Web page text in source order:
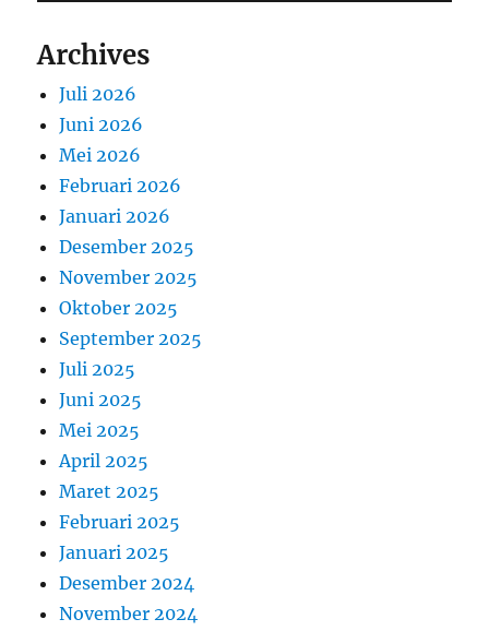
Archives
Juli 2026
Juni 2026
Mei 2026
Februari 2026
Januari 2026
Desember 2025
November 2025
Oktober 2025
September 2025
Juli 2025
Juni 2025
Mei 2025
April 2025
Maret 2025
Februari 2025
Januari 2025
Desember 2024
November 2024